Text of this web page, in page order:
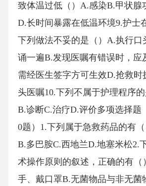
致体温过低（）A.感染B.甲状腺
D.长时间暴露在低温环境9.护士
下列做法不妥的是（）A.执行口
诵一遍B.发现医嘱有错误时，应
需经医生签字方可生效D.抢救时
头医嘱10.下列不属于护理程序
B.诊断C.治疗D.评价多项选择题
0题）1.下列属于急救药品的有
B.多巴胺C.西地兰D.地塞米松2.
术操作原则的叙述，正确的有（
手、戴口罩B.无菌物品与非无菌